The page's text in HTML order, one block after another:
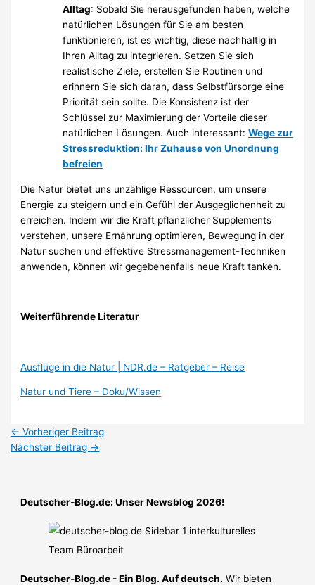
Alltag: Sobald Sie herausgefunden haben, welche
natürlichen Lösungen für Sie am besten
funktionieren, ist es wichtig, diese nachhaltig in
Ihren Alltag zu integrieren. Setzen Sie sich
realistische Ziele, erstellen Sie Routinen und
erinnern Sie sich daran, dass Selbstfürsorge eine
Priorität sein sollte. Die Konsistenz ist der
Schlüssel zur Maximierung der Vorteile dieser
natürlichen Lösungen. Auch interessant:Wege zur
Stressreduktion: Ihr Zuhause von Unordnung
befreien
Die Natur bietet uns unzählige Ressourcen, um unsere
Energie zu steigern und ein Gefühl der Ausgeglichenheit zu
erreichen. Indem wir die Kraft pflanzlicher Supplements
verstehen, unsere Ernährung optimieren, Bewegung in der
Natur suchen und effektive Stressmanagement-Techniken
anwenden, können wir gegebenenfalls neue Kraft tanken.
Weiterführende Literatur
Ausflüge in die Natur | NDR.de – Ratgeber – Reise
Natur und Tiere – Doku/Wissen
← Vorheriger Beitrag
Nächster Beitrag →
Deutscher-Blog.de: Unser Newsblog 2026!
Deutscher-Blog.de - Ein Blog. Auf deutsch. Wir bieten